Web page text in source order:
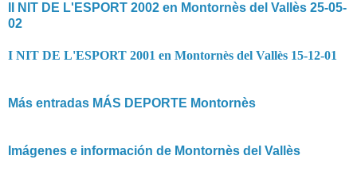
II NIT DE L'ESPORT 2002 en Montornès del Vallès 25-05-
02
I NIT DE L'ESPORT 2001 en Montornès del Vallès 15-12-01
Más entradas MÁS DEPORTE Montornès
Imágenes e información de Montornès del Vallès